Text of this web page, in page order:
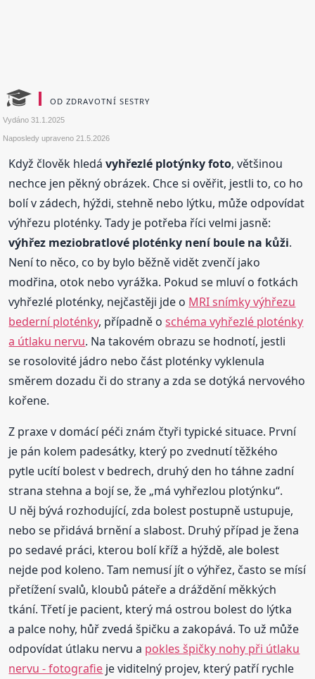
OD ZDRAVOTNÍ SESTRY
Vydáno31.1.2025
Naposledy upraveno21.5.2026
Když člověk hledávyhřezlé plotýnky foto, většinou
nechce jen pěkný obrázek. Chce si ověřit, jestli to, co ho
bolí v zádech, hýždi, stehně nebo lýtku, může odpovídat
výhřezu ploténky. Tady je potřeba říci velmi jasně:
výhřez meziobratlové ploténky není boule na kůži.
Není to něco, co by bylo běžně vidět zvenčí jako
modřina, otok nebo vyrážka. Pokud se mluví o fotkách
vyhřezlé ploténky, nejčastěji jde o MRI snímky výhřezu
bederní ploténky, případně oschéma vyhřezlé ploténky
a útlaku nervu. Na takovém obrazu se hodnotí, jestli
se rosolovité jádro nebo část ploténky vyklenula
směrem dozadu či do strany a zda se dotýká nervového
kořene.
Z praxe v domácí péči znám čtyři typické situace. První
je pán kolem padesátky, který po zvednutí těžkého
pytle ucítí bolest v bedrech, druhý den ho táhne zadní
strana stehna a bojí se, že „má vyhřezlou plotýnku“.
U něj bývá rozhodující, zda bolest postupně ustupuje,
nebo se přidává brnění a slabost. Druhý případ je žena
po sedavé práci, kterou bolí kříž a hýždě, ale bolest
nejde pod koleno. Tam nemusí jít o výhřez, často se mísí
přetížení svalů, kloubů páteře a dráždění měkkých
tkání. Třetí je pacient, který má ostrou bolest do lýtka
a palce nohy, hůř zvedá špičku a zakopává. To už může
odpovídat útlaku nervu a pokles špičky nohy při útlaku
nervu - fotografie je viditelný projev, který patří rychle